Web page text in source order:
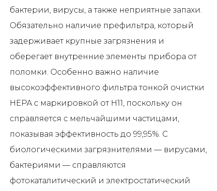
бактерии, вирусы, а также неприятные запахи.
Обязательно наличие префильтра, который
задерживает крупные загрязнения и
оберегает внутренние элементы прибора от
поломки. Особенно важно наличие
высокоэффективного фильтра тонкой очистки
HEPA с маркировкой от H11, поскольку он
справляется с мельчайшими частицами,
показывая эффективность до 99,95%. С
биологическими загрязнителями — вирусами,
бактериями — справляются
фотокаталитический и электростатический